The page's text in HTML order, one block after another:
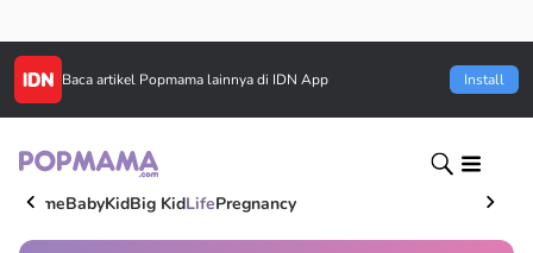
Baca artikel Popmama lainnya di IDN App Install
HomeBabyKidBig KidLifePregnancy